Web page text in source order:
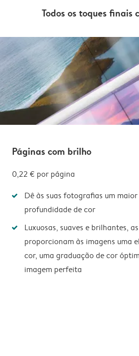
Todos os toques finais
Páginas com brilho
0,22 € por página
Dê às suas fotografias um
profundidade de cor
Luxuosas, suaves e brilhantes,
proporcionam às imagens uma
cor, uma graduação de cor
imagem perfeita